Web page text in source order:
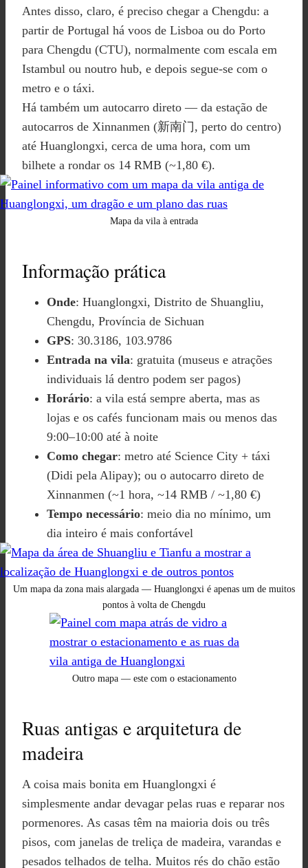
Antes disso, claro, é preciso chegar a Chengdu: a
partir de Portugal há voos de Lisboa ou do Porto
para Chengdu (CTU), normalmente com escala em
Istambul ou noutro hub, e depois segue-se com o
metro e o táxi.
Há também um autocarro direto — da estação de
autocarros de Xinnanmen (新南门, perto do centro)
até Huanglongxi, cerca de uma hora, com um
bilhete a rondar os 14 RMB (~1,80 €).
Mapa da vila à entrada
Informação prática
Onde: Huanglongxi, Distrito de Shuangliu,
Chengdu, Província de Sichuan
GPS: 30.3186, 103.9786
Entrada na vila: gratuita (museus e atrações
individuais lá dentro podem ser pagos)
Horário: a vila está sempre aberta, mas as
lojas e os cafés funcionam mais ou menos das
9:00–10:00 até à noite
Como chegar: metro até Science City + táxi
(Didi pela Alipay); ou o autocarro direto de
Xinnanmen (~1 hora, ~14 RMB / ~1,80 €)
Tempo necessário: meio dia no mínimo, um
dia inteiro é mais confortável
Um mapa da zona mais alargada — Huanglongxi é apenas um de muitos
pontos à volta de Chengdu
Outro mapa — este com o estacionamento
Ruas antigas e arquitetura de
madeira
A coisa mais bonita em Huanglongxi é
simplesmente andar devagar pelas ruas e reparar nos
pormenores. As casas têm na maioria dois ou três
pisos, com janelas de treliça de madeira, varandas e
pesados telhados de telha. Muitos rés do chão estão